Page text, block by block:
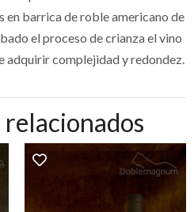
en barrica de roble americano de
el proceso de crianza el vino
adquirir complejidad y redondez.